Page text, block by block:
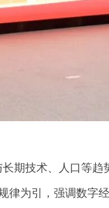
期技术、人口等趋
律为引，强调数字